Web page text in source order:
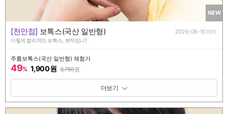
NEW
[천안점] 보톡스(국산 일반형) 2026-08-15까지
이렇게 합리적인 보톡스, 본적있니?
주름보톡스(국산 일반형) 체험가
49% 1,900원 3,750원
패키지 보기 토글